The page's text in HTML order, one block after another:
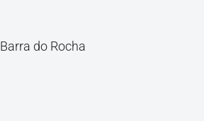
Barra do Rocha